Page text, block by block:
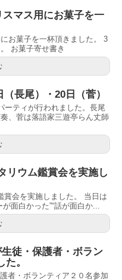
マス用にお菓子を一
お菓子を一杯頂きました。 3
お菓子寄せ書き
長尾）・20日（菅）
ーティが行われました。長尾
、菅は落語家三遊亭らん丈師
リウム鑑賞会を実施し
賞会を実施しました。 当日は
面白かった”“話が面白か...
徒・保護者・ボラン
。
者・ボランティア２０名参加